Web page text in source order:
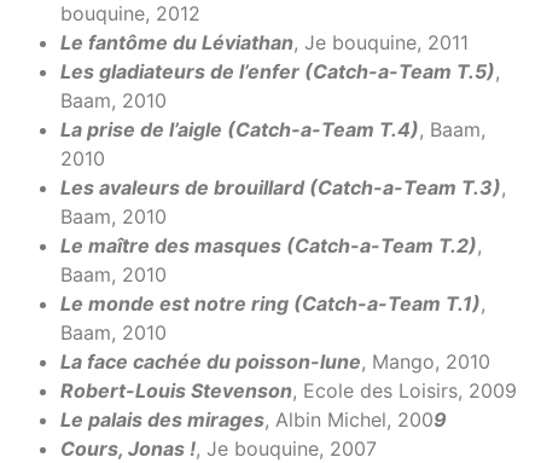
bouquine, 2012
Le fantôme du Léviathan, Je bouquine, 2011
Les gladiateurs de l’enfer (Catch-a-Team T.5),
Baam, 2010
La prise de l’aigle (Catch-a-Team T.4), Baam,
2010
Les avaleurs de brouillard (Catch-a-Team T.3),
Baam, 2010
Le maître des masques (Catch-a-Team T.2),
Baam, 2010
Le monde est notre ring (Catch-a-Team T.1),
Baam, 2010
La face cachée du poisson-lune, Mango, 2010
Robert-Louis Stevenson, Ecole des Loisirs, 2009
Le palais des mirages, Albin Michel, 2009
Cours, Jonas !, Je bouquine, 2007